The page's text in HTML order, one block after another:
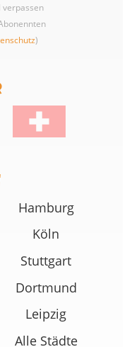
verpassen
)
Hamburg
Köln
Stuttgart
Dortmund
Leipzig
Alle Städte